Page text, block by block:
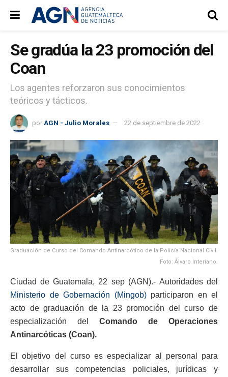
Se gradúa la 23 promoción del
Coan
Los agentes reforzaron sus conocimientos
teóricos y tácticos.
por AGN - Julio Morales 22 de septiembre de 2022
Graduación de Curso del Comando Antinarcótico de la Policía Nacional Civil.
Foto: Álvaro Interiano.
Ciudad de Guatemala, 22 sep (AGN).- Autoridades del
Ministerio de Gobernación (Mingob)participaron en el
acto de graduación de la 23 promoción del curso de
especialización del
Comando de Operaciones
Antinarcóticas (Coan).
El objetivo del curso es especializar al personal para
desarrollar sus competencias policiales, jurídicas y